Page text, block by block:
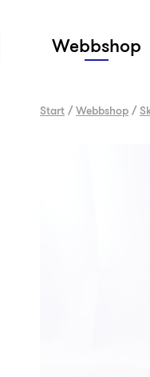
Webbshop
Start /Webbshop /